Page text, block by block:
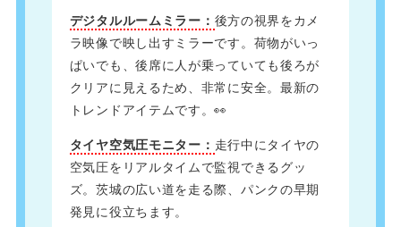
デジタルルームミラー： 後方の視界をカメ
ラ映像で映し出すミラーです。荷物がいっ
ぱいでも、後席に人が乗っていても後ろが
クリアに見えるため、非常に安全。最新の
トレンドアイテムです。👀
タイヤ空気圧モニター： 走行中にタイヤの
空気圧をリアルタイムで監視できるグッ
ズ。茨城の広い道を走る際、パンクの早期
発見に役立ちます。